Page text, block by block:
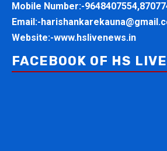
Mobile Number:-
Email:-
Website:-www.hslivenews.in
FACEBOOK OF HS